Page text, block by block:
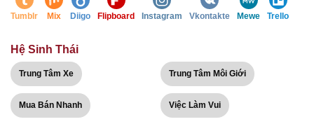
Tumblr Mix Diigo Flipboard Instagram Vkontakte Mewe Trello
Hệ Sinh Thái
Trung Tâm Xe Trung Tâm Môi Giới
Mua Bán Nhanh Việc Làm Vui